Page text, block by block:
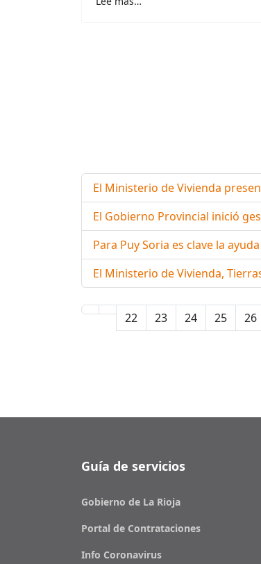
El Ministerio de Vivienda
El Gobierno Provincial inició
Para Puy Soria es clave la
El Ministerio de Vivienda,
22 23 24 25 26
Guía de servicios
Gobierno de La Rioja
Portal de Contrataciones
Info Coronavirus